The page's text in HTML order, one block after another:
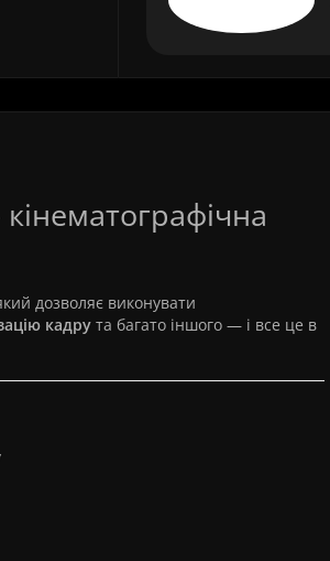
дозволяє виконувати
кадру та багато іншого — і все це в